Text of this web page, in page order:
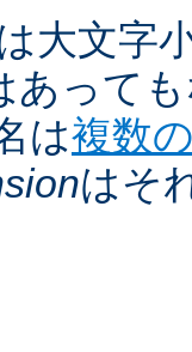
大文字
あって
は複数
はそ